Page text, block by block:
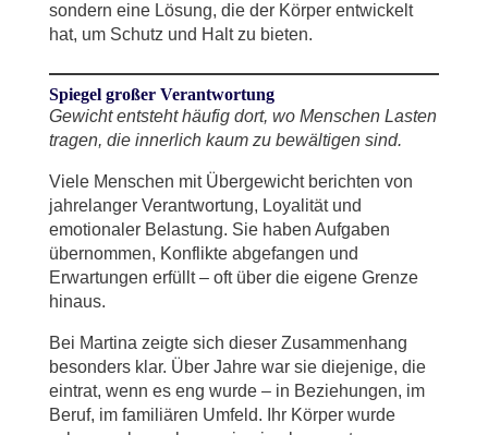
sondern eine Lösung, die der Körper entwickelt
hat, um Schutz und Halt zu bieten.
Spiegel großer Verantwortung
Gewicht entsteht häufig dort, wo Menschen Lasten
tragen, die innerlich kaum zu bewältigen sind.
Viele Menschen mit Übergewicht berichten von
jahrelanger Verantwortung, Loyalität und
emotionaler Belastung. Sie haben Aufgaben
übernommen, Konflikte abgefangen und
Erwartungen erfüllt – oft über die eigene Grenze
hinaus.
Bei Martina zeigte sich dieser Zusammenhang
besonders klar. Über Jahre war sie diejenige, die
eintrat, wenn es eng wurde – in Beziehungen, im
Beruf, im familiären Umfeld. Ihr Körper wurde